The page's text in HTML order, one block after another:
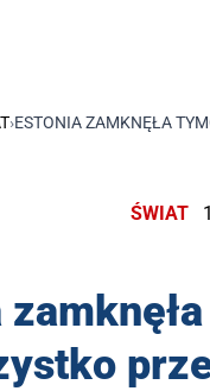
›ESTONIA ZAMKNĘŁA
ŚWIAT